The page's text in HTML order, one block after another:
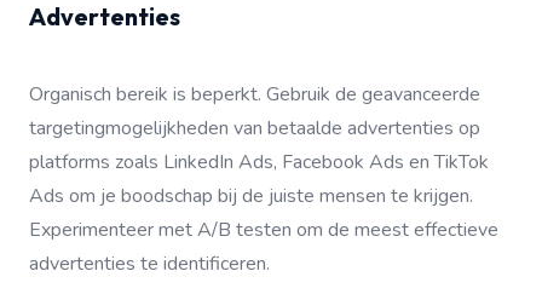
Advertenties
Organisch bereik is beperkt. Gebruik de geavanceerde
targetingmogelijkheden van betaalde advertenties op
platforms zoals LinkedIn Ads, Facebook Ads en TikTok
Ads om je boodschap bij de juiste mensen te krijgen.
Experimenteer met A/B testen om de meest effectieve
advertenties te identificeren.